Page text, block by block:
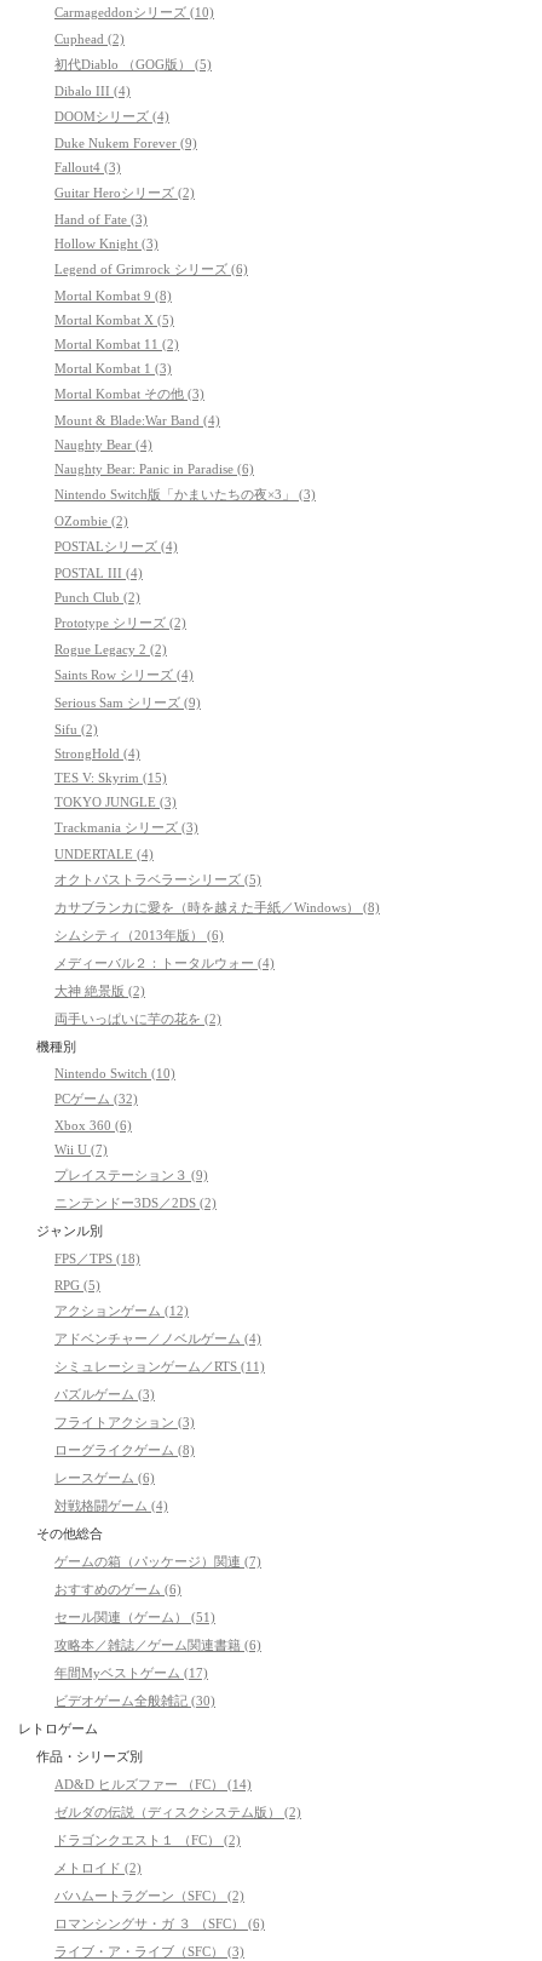
Carmageddonシリーズ (10)
Cuphead (2)
初代Diablo （GOG版） (5)
Dibalo III (4)
DOOMシリーズ (4)
Duke Nukem Forever (9)
Fallout4 (3)
Guitar Heroシリーズ (2)
Hand of Fate (3)
Hollow Knight (3)
Legend of Grimrock シリーズ (6)
Mortal Kombat 9 (8)
Mortal Kombat X (5)
Mortal Kombat 11 (2)
Mortal Kombat 1 (3)
Mortal Kombat その他 (3)
Mount & Blade:War Band (4)
Naughty Bear (4)
Naughty Bear: Panic in Paradise (6)
Nintendo Switch版「かまいたちの夜×3」 (3)
OZombie (2)
POSTALシリーズ (4)
POSTAL III (4)
Punch Club (2)
Prototype シリーズ (2)
Rogue Legacy 2 (2)
Saints Row シリーズ (4)
Serious Sam シリーズ (9)
Sifu (2)
StrongHold (4)
TES V: Skyrim (15)
TOKYO JUNGLE (3)
Trackmania シリーズ (3)
UNDERTALE (4)
オクトパストラベラーシリーズ (5)
カサブランカに愛を（時を越えた手紙／Windows） (8)
シムシティ（2013年版） (6)
メディーバル２：トータルウォー (4)
大神 絶景版 (2)
両手いっぱいに芋の花を (2)
機種別
Nintendo Switch (10)
PCゲーム (32)
Xbox 360 (6)
Wii U (7)
プレイステーション３ (9)
ニンテンドー3DS／2DS (2)
ジャンル別
FPS／TPS (18)
RPG (5)
アクションゲーム (12)
アドベンチャー／ノベルゲーム (4)
シミュレーションゲーム／RTS (11)
パズルゲーム (3)
フライトアクション (3)
ローグライクゲーム (8)
レースゲーム (6)
対戦格闘ゲーム (4)
その他総合
ゲームの箱（パッケージ）関連 (7)
おすすめのゲーム (6)
セール関連（ゲーム） (51)
攻略本／雑誌／ゲーム関連書籍 (6)
年間Myベストゲーム (17)
ビデオゲーム全般雑記 (30)
レトロゲーム
作品・シリーズ別
AD&D ヒルズファー （FC） (14)
ゼルダの伝説（ディスクシステム版） (2)
ドラゴンクエスト１ （FC） (2)
メトロイド (2)
バハムートラグーン（SFC） (2)
ロマンシングサ・ガ ３ （SFC） (6)
ライブ・ア・ライブ（SFC） (3)